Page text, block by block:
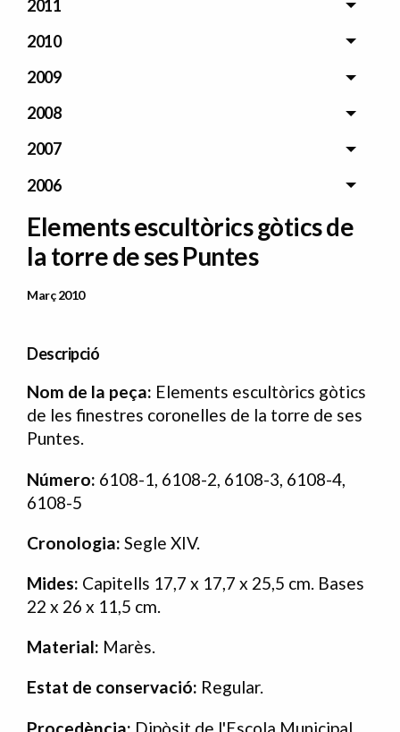
2011
2010
2009
2008
2007
2006
Elements escultòrics gòtics de
la torre de ses Puntes
Data Publicació
Març 2010
Descripció
Nom de la peça: Elements escultòrics gòtics
de les finestres coronelles de la torre de ses
Puntes.
Número: 6108-1, 6108-2, 6108-3, 6108-4,
6108-5
Cronologia: Segle XIV.
Mides: Capitells 17,7 x 17,7 x 25,5 cm. Bases
22 x 26 x 11,5 cm.
Material: Marès.
Estat de conservació: Regular.
Procedència: Dipòsit de l'Escola Municipal